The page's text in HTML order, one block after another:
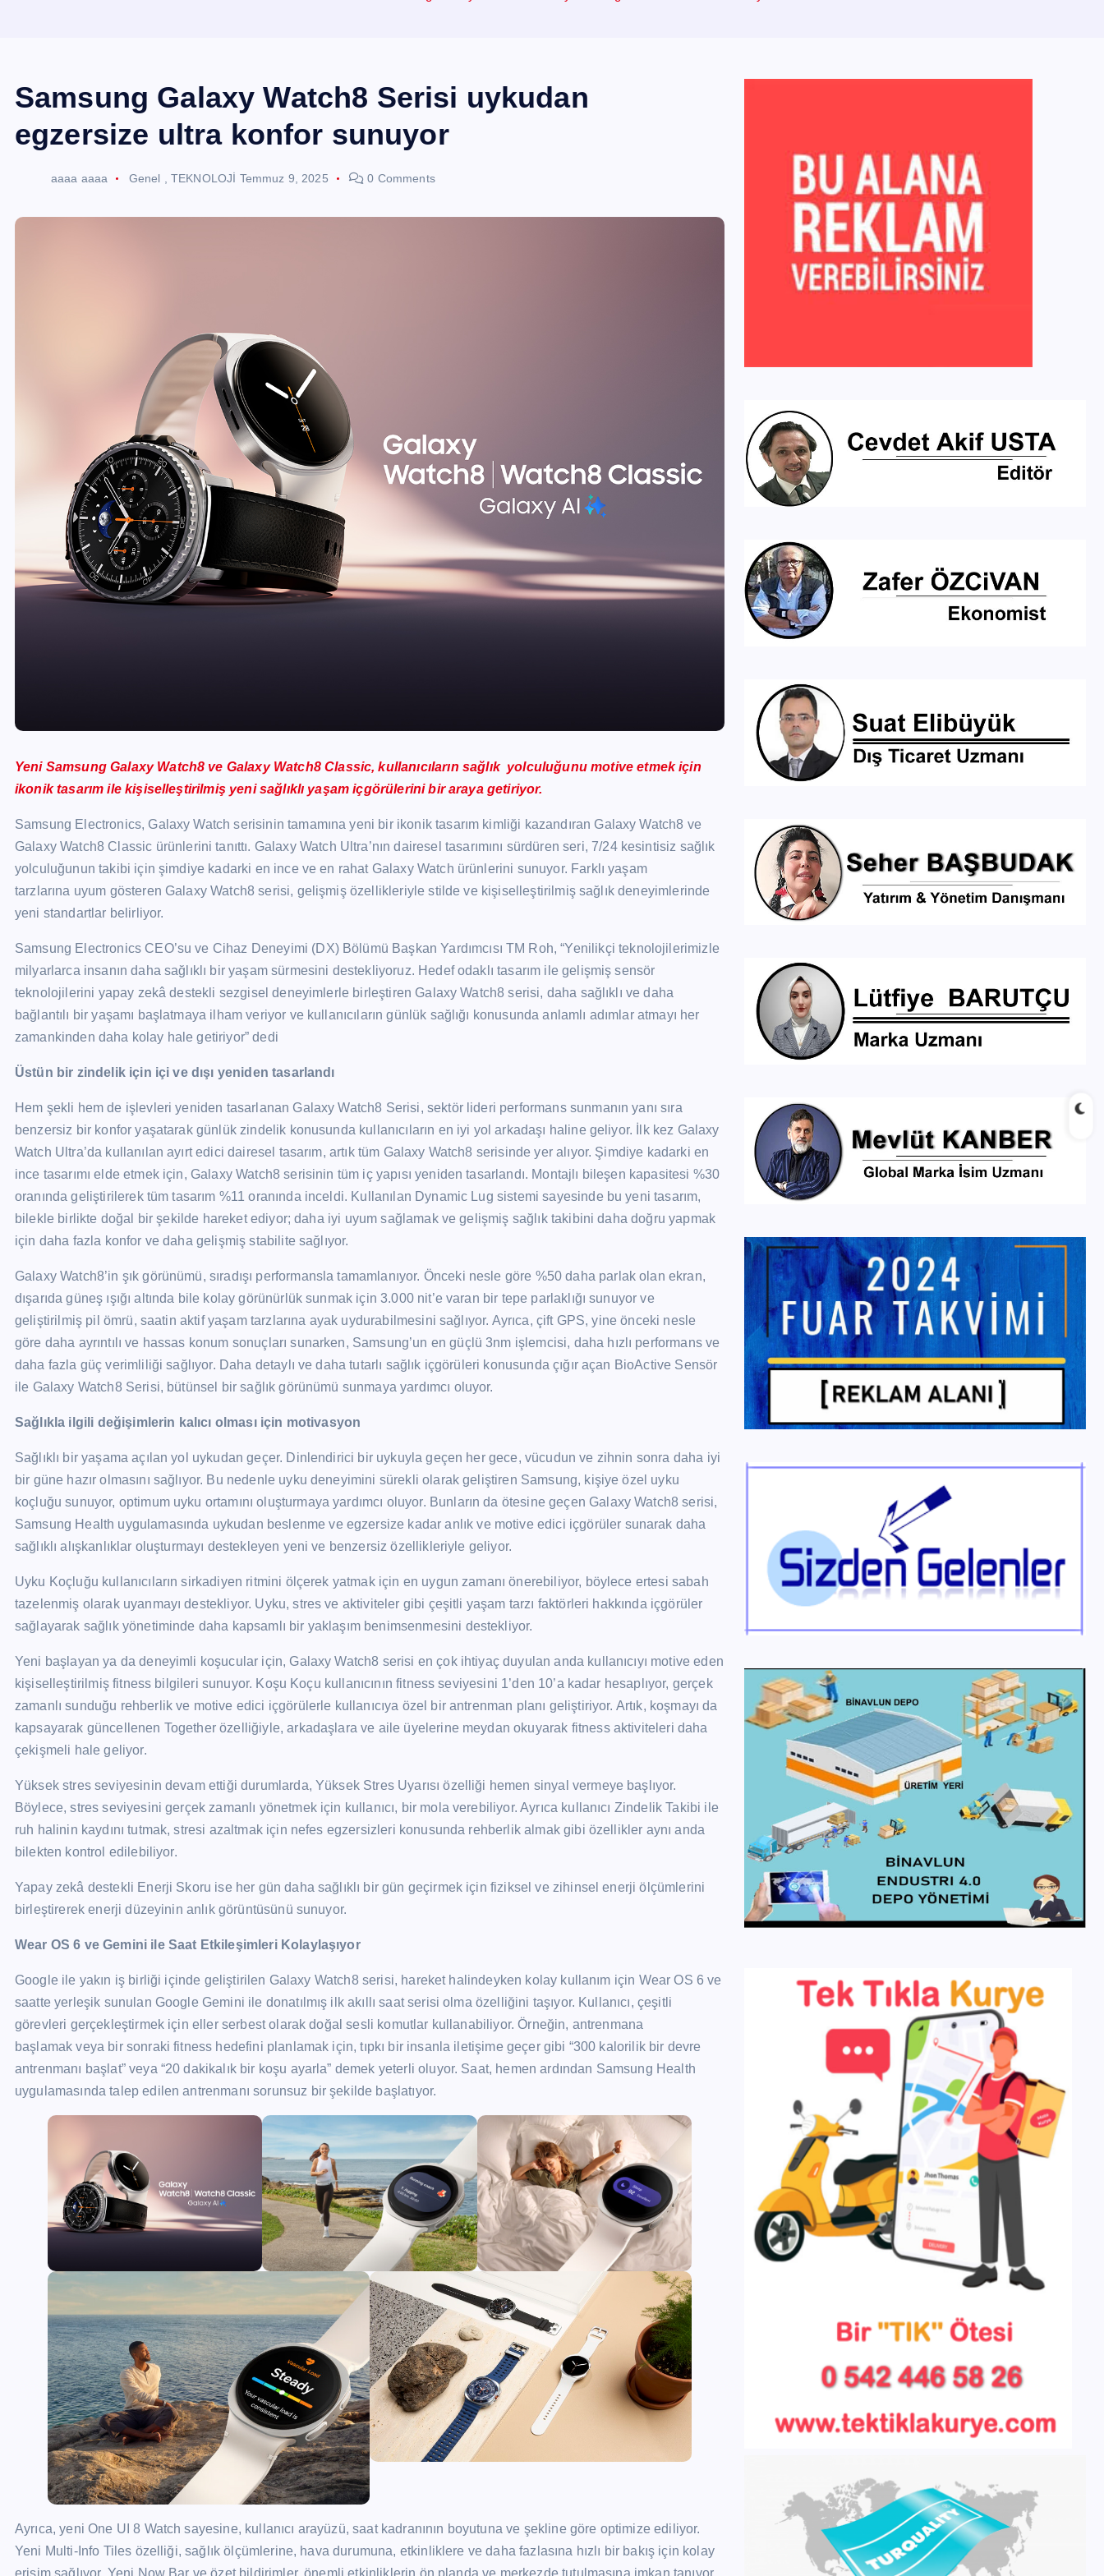
Samsung Galaxy Watch8 Serisi uykudan
egzersize ultra konfor sunuyor
aaaa aaaa Genel TEKNOLOJİ Temmuz 9, 2025 0 Comments
Yeni Samsung Galaxy Watch8 ve Galaxy Watch8 Classic, kullanıcıların sağlık yolculuğunu motive etmek için
ikonik tasarım ile kişiselleştirilmiş yeni sağlıklı yaşam içgörülerini bir araya getiriyor.
Samsung Electronics, Galaxy Watch serisinin tamamına yeni bir ikonik tasarım kimliği kazandıran Galaxy Watch8 ve
Galaxy Watch8 Classic ürünlerini tanıttı. Galaxy Watch Ultra’nın dairesel tasarımını sürdüren seri, 7/24 kesintisiz sağlık
yolculuğunun takibi için şimdiye kadarki en ince ve en rahat Galaxy Watch ürünlerini sunuyor. Farklı yaşam
tarzlarına uyum gösteren Galaxy Watch8 serisi, gelişmiş özellikleriyle stilde ve kişiselleştirilmiş sağlık deneyimlerinde
yeni standartlar belirliyor.
Samsung Electronics CEO’su ve Cihaz Deneyimi (DX) Bölümü Başkan Yardımcısı TM Roh, “Yenilikçi teknolojilerimizle
milyarlarca insanın daha sağlıklı bir yaşam sürmesini destekliyoruz. Hedef odaklı tasarım ile gelişmiş sensör
teknolojilerini yapay zekâ destekli sezgisel deneyimlerle birleştiren Galaxy Watch8 serisi, daha sağlıklı ve daha
bağlantılı bir yaşamı başlatmaya ilham veriyor ve kullanıcıların günlük sağlığı konusunda anlamlı adımlar atmayı her
zamankinden daha kolay hale getiriyor” dedi
Üstün bir zindelik için içi ve dışı yeniden tasarlandı
Hem şekli hem de işlevleri yeniden tasarlanan Galaxy Watch8 Serisi, sektör lideri performans sunmanın yanı sıra
benzersiz bir konfor yaşatarak günlük zindelik konusunda kullanıcıların en iyi yol arkadaşı haline geliyor. İlk kez Galaxy
Watch Ultra’da kullanılan ayırt edici dairesel tasarım, artık tüm Galaxy Watch8 serisinde yer alıyor. Şimdiye kadarki en
ince tasarımı elde etmek için, Galaxy Watch8 serisinin tüm iç yapısı yeniden tasarlandı. Montajlı bileşen kapasitesi %30
oranında geliştirilerek tüm tasarım %11 oranında inceldi. Kullanılan Dynamic Lug sistemi sayesinde bu yeni tasarım,
bilekle birlikte doğal bir şekilde hareket ediyor; daha iyi uyum sağlamak ve gelişmiş sağlık takibini daha doğru yapmak
için daha fazla konfor ve daha gelişmiş stabilite sağlıyor.
Galaxy Watch8’in şık görünümü, sıradışı performansla tamamlanıyor. Önceki nesle göre %50 daha parlak olan ekran,
dışarıda güneş ışığı altında bile kolay görünürlük sunmak için 3.000 nit’e varan bir tepe parlaklığı sunuyor ve
geliştirilmiş pil ömrü, saatin aktif yaşam tarzlarına ayak uydurabilmesini sağlıyor. Ayrıca, çift GPS, yine önceki nesle
göre daha ayrıntılı ve hassas konum sonuçları sunarken, Samsung’un en güçlü 3nm işlemcisi, daha hızlı performans ve
daha fazla güç verimliliği sağlıyor. Daha detaylı ve daha tutarlı sağlık içgörüleri konusunda çığır açan BioActive Sensör
ile Galaxy Watch8 Serisi, bütünsel bir sağlık görünümü sunmaya yardımcı oluyor.
Sağlıkla ilgili değişimlerin kalıcı olması için motivasyon
Sağlıklı bir yaşama açılan yol uykudan geçer. Dinlendirici bir uykuyla geçen her gece, vücudun ve zihnin sonra daha iyi
bir güne hazır olmasını sağlıyor. Bu nedenle uyku deneyimini sürekli olarak geliştiren Samsung, kişiye özel uyku
koçluğu sunuyor, optimum uyku ortamını oluşturmaya yardımcı oluyor. Bunların da ötesine geçen Galaxy Watch8 serisi,
Samsung Health uygulamasında uykudan beslenme ve egzersize kadar anlık ve motive edici içgörüler sunarak daha
sağlıklı alışkanlıklar oluşturmayı destekleyen yeni ve benzersiz özellikleriyle geliyor.
Uyku Koçluğu kullanıcıların sirkadiyen ritmini ölçerek yatmak için en uygun zamanı önerebiliyor, böylece ertesi sabah
tazelenmiş olarak uyanmayı destekliyor. Uyku, stres ve aktiviteler gibi çeşitli yaşam tarzı faktörleri hakkında içgörüler
sağlayarak sağlık yönetiminde daha kapsamlı bir yaklaşım benimsenmesini destekliyor.
Yeni başlayan ya da deneyimli koşucular için, Galaxy Watch8 serisi en çok ihtiyaç duyulan anda kullanıcıyı motive eden
kişiselleştirilmiş fitness bilgileri sunuyor. Koşu Koçu kullanıcının fitness seviyesini 1’den 10’a kadar hesaplıyor, gerçek
zamanlı sunduğu rehberlik ve motive edici içgörülerle kullanıcıya özel bir antrenman planı geliştiriyor. Artık, koşmayı da
kapsayarak güncellenen Together özelliğiyle, arkadaşlara ve aile üyelerine meydan okuyarak fitness aktiviteleri daha
çekişmeli hale geliyor.
Yüksek stres seviyesinin devam ettiği durumlarda, Yüksek Stres Uyarısı özelliği hemen sinyal vermeye başlıyor.
Böylece, stres seviyesini gerçek zamanlı yönetmek için kullanıcı, bir mola verebiliyor. Ayrıca kullanıcı Zindelik Takibi ile
ruh halinin kaydını tutmak, stresi azaltmak için nefes egzersizleri konusunda rehberlik almak gibi özellikler aynı anda
bilekten kontrol edilebiliyor.
Yapay zekâ destekli Enerji Skoru ise her gün daha sağlıklı bir gün geçirmek için fiziksel ve zihinsel enerji ölçümlerini
birleştirerek enerji düzeyinin anlık görüntüsünü sunuyor.
Wear OS 6 ve Gemini ile Saat Etkileşimleri Kolaylaşıyor
Google ile yakın iş birliği içinde geliştirilen Galaxy Watch8 serisi, hareket halindeyken kolay kullanım için Wear OS 6 ve
saatte yerleşik sunulan Google Gemini ile donatılmış ilk akıllı saat serisi olma özelliğini taşıyor. Kullanıcı, çeşitli
görevleri gerçekleştirmek için eller serbest olarak doğal sesli komutlar kullanabiliyor. Örneğin, antrenmana
başlamak veya bir sonraki fitness hedefini planlamak için, tıpkı bir insanla iletişime geçer gibi “300 kalorilik bir devre
antrenmanı başlat” veya “20 dakikalık bir koşu ayarla” demek yeterli oluyor. Saat, hemen ardından Samsung Health
uygulamasında talep edilen antrenmanı sorunsuz bir şekilde başlatıyor.
Ayrıca, yeni One UI 8 Watch sayesine, kullanıcı arayüzü, saat kadranının boyutuna ve şekline göre optimize ediliyor.
Yeni Multi-Info Tiles özelliği, sağlık ölçümlerine, hava durumuna, etkinliklere ve daha fazlasına hızlı bir bakış için kolay
erişim sağlıyor. Yeni Now Bar ve özet bildirimler, önemli etkinliklerin ön planda ve merkezde tutulmasına imkan tanıyor.